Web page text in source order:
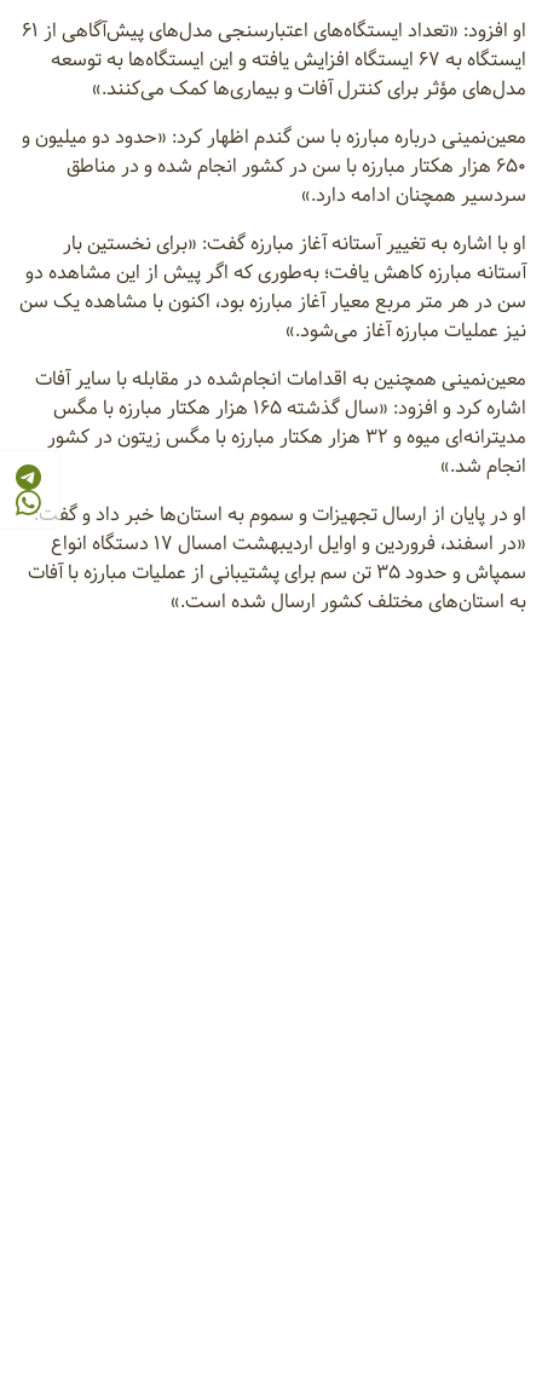
او افزود: «تعداد ایستگاه‌های اعتبارسنجی مدل‌های پیش‌آگاهی از ۶۱
ایستگاه به ۶۷ ایستگاه افزایش یافته و این ایستگاه‌ها به توسعه
مدل‌های مؤثر برای کنترل آفات و بیماری‌ها کمک می‌کنند.»
معین‌نمینی درباره مبارزه با سن گندم اظهار کرد: «حدود دو میلیون و
۶۵۰ هزار هکتار مبارزه با سن در کشور انجام شده و در مناطق
سردسیر همچنان ادامه دارد.»
او با اشاره به تغییر آستانه آغاز مبارزه گفت: «برای نخستین بار
آستانه مبارزه کاهش یافت؛ به‌طوری که اگر پیش از این مشاهده دو
سن در هر متر مربع معیار آغاز مبارزه بود، اکنون با مشاهده یک سن
نیز عملیات مبارزه آغاز می‌شود.»
معین‌نمینی همچنین به اقدامات انجام‌شده در مقابله با سایر آفات
اشاره کرد و افزود: «سال گذشته ۱۶۵ هزار هکتار مبارزه با مگس
مدیترانه‌ای میوه و ۳۲ هزار هکتار مبارزه با مگس زیتون در کشور
انجام شد.»
او در پایان از ارسال تجهیزات و سموم به استان‌ها خبر داد و گفت:
«در اسفند، فروردین و اوایل اردیبهشت امسال ۱۷ دستگاه انواع
سمپاش و حدود ۳۵ تن سم برای پشتیبانی از عملیات مبارزه با آفات
به استان‌های مختلف کشور ارسال شده است.»